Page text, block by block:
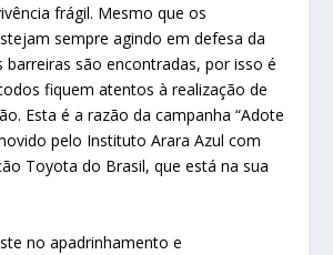
frágil. Mesmo que os
sempre agindo em defesa da
barreiras são encontradas, por isso é
fiquem atentos à realização de
Esta é a razão da campanha “Adote
pelo Instituto Arara Azul com
Toyota do Brasil, que está na sua
no apadrinhamento e